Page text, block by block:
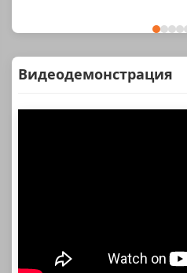
Видеодемонстрация